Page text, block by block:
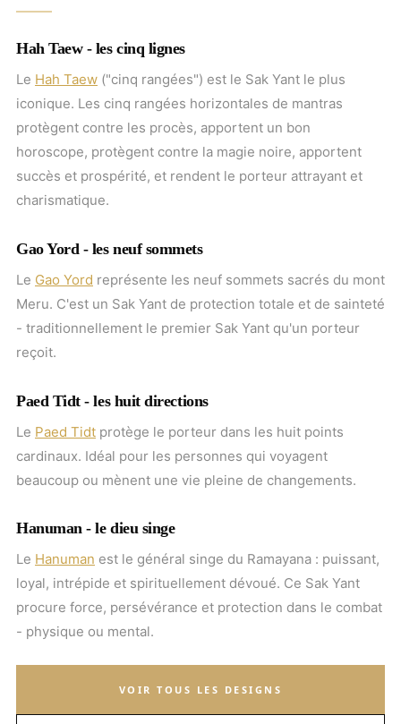
Hah Taew - les cinq lignes
Le Hah Taew ("cinq rangées") est le Sak Yant le plus
iconique. Les cinq rangées horizontales de mantras
protègent contre les procès, apportent un bon
horoscope, protègent contre la magie noire, apportent
succès et prospérité, et rendent le porteur attrayant et
charismatique.
Gao Yord - les neuf sommets
Le Gao Yord représente les neuf sommets sacrés du mont
Meru. C'est un Sak Yant de protection totale et de sainteté
- traditionnellement le premier Sak Yant qu'un porteur
reçoit.
Paed Tidt - les huit directions
Le Paed Tidt protège le porteur dans les huit points
cardinaux. Idéal pour les personnes qui voyagent
beaucoup ou mènent une vie pleine de changements.
Hanuman - le dieu singe
Le Hanuman est le général singe du Ramayana : puissant,
loyal, intrépide et spirituellement dévoué. Ce Sak Yant
procure force, persévérance et protection dans le combat
- physique ou mental.
VOIR TOUS LES DESIGNS